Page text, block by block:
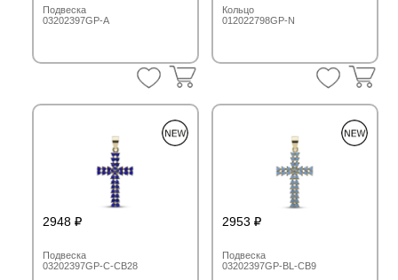
Кольцо
012022798GP-N
Подвеска
03202397GP-A
2953
Подвеска
03202397GP-BL-CB9
2948
Подвеска
03202397GP-C-CB28